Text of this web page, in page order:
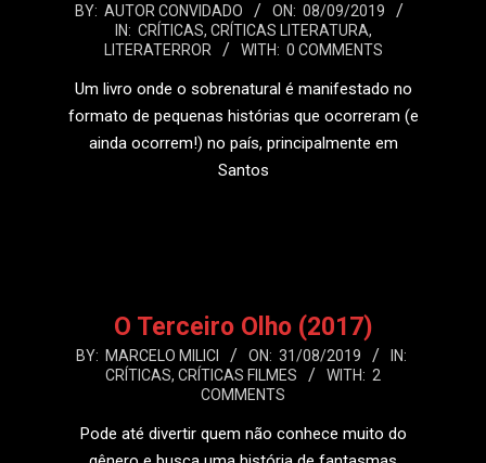
2019-
BY: AUTOR CONVIDADO ON: 08/09/2019
IN: CRÍTICAS, CRÍTICAS LITERATURA,
LITERATERROR
WITH: 0 COMMENTS
Um livro onde o sobrenatural é manifestado no
formato de pequenas histórias que ocorreram (e
ainda ocorrem!) no país, principalmente em
Santos
O Terceiro Olho (2017)
2019-
BY: MARCELO MILICI ON: 31/08/2019
IN:
CRÍTICAS, CRÍTICAS FILMES WITH: 2
COMMENTS
Pode até divertir quem não conhece muito do